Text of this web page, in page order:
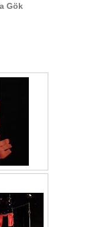
Gök